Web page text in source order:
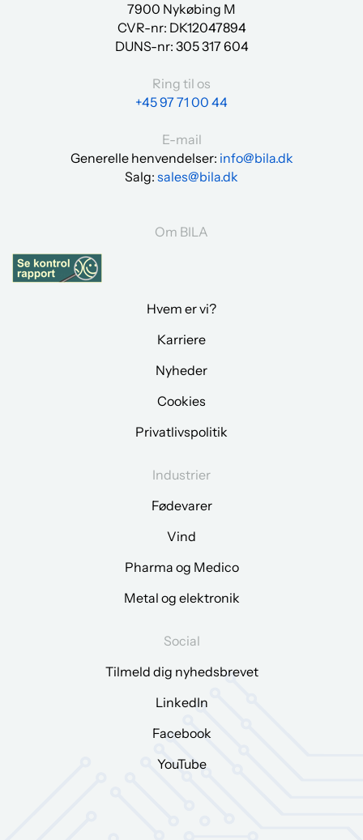
7900 Nykøbing M
CVR-nr: DK12047894
DUNS-nr: 305 317 604
Ring til os
+45 97 71 00 44
E-mail
Generelle henvendelser: info@bila.dk
Salg: sales@bila.dk
Om BILA
Hvem er vi?
Karriere
Nyheder
Cookies
Privatlivspolitik
Industrier
Fødevarer
Vind
Pharma og Medico
Metal og elektronik
Social
Tilmeld dig nyhedsbrevet
LinkedIn
Facebook
YouTube